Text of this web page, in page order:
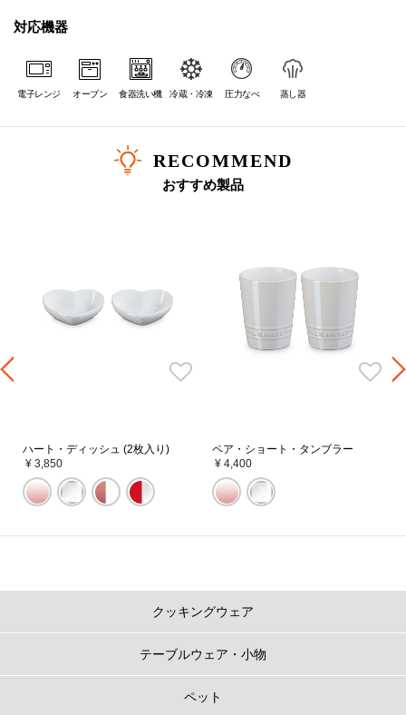
対応機器
電子レンジ オーブン 食器洗い機 冷蔵・冷凍 圧力なべ 蒸し器
RECOMMEND
おすすめ製品
ハート・ディッシュ (2枚入り)
¥ 3,850
ペア・ショート・タンブラー
¥ 4,400
クッキングウェア
テーブルウェア・小物
ペット